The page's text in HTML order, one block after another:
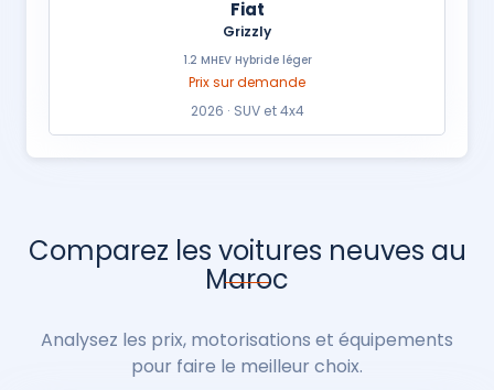
Fiat
Grizzly
1.2 MHEV Hybride léger
Prix sur demande
2026 · SUV et 4x4
Comparez les voitures neuves au
Maroc
Analysez les prix, motorisations et équipements
pour faire le meilleur choix.